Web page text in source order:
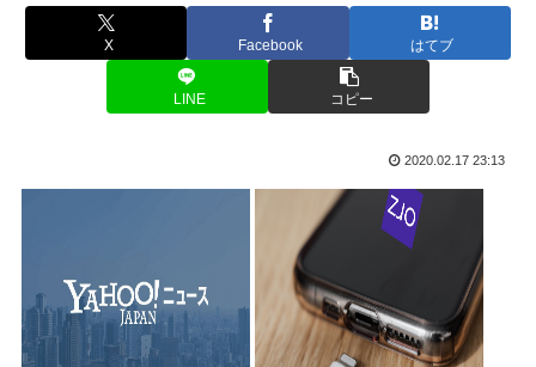
【政府】高市総理「物価上昇を上回る賃上げを日本に定着させ
GANTZ1巻、よく見たら終わり方が面白すぎる
日傘バカ女は4ね
推し活中国人集団22人、タイ空港の搭乗口でチケット提示に
応じず俳...
経験人数は夫・1人だけ。制服の似合う美少女が…
俺が買うか悩んでる靴正直に評価してくれ
メーカー「消費税7%安くなるならその分値上げしたろw」こ
れどうす...
X Facebook はてブ
LINE コピー
2020.02.17 23:13